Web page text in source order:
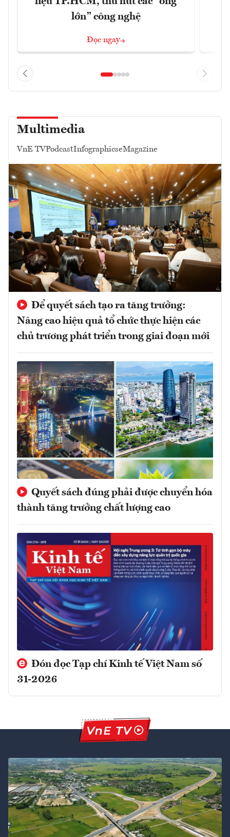
lớn” công nghệ
Đọc ngay
Multimedia
VnE TVPodcastInfographicseMagazine
Để quyết sách tạo ra tăng trưởng:
Nâng cao hiệu quả tổ chức thực hiện các
chủ trương phát triển trong giai đoạn mới
Quyết sách đúng phải được chuyển hóa
thành tăng trưởng chất lượng cao
Đón đọc Tạp chí Kinh tế Việt Nam số
31-2026